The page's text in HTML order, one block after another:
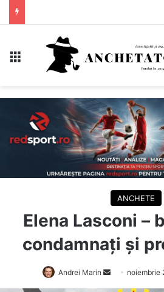
ANCHETE
Elena Lasconi –
condamnați și
Andrei Marin
Send
an
noiembrie